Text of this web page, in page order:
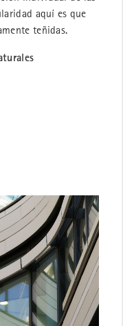
aquí es que
teñidas.